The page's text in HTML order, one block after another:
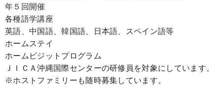
年５回開催
各種語学講座
英語、中国語、韓国語、日本語、スペイン語等
ホームステイ
ホームビジットプログラム
ＪＩＣＡ沖縄国際センターの研修員を対象にしています。
※ホストファミリーも随時募集しています。